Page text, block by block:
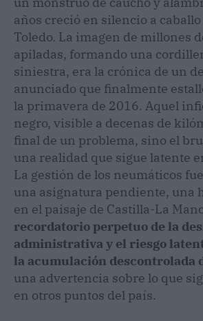
años creció en silencio a
Toledo. La imagen de millones
apiladas, formando una
siniestra, era la crónica de un
anunciado que finalmente
la primavera de 2016. Aquel
negro, visible a decenas de
final de un problema, sino el
una realidad que sigue latente
La gestión de los neumáticos
una asignatura pendiente, una
en el paisaje de Castilla-La
recordatorio perpetuo de la
administrativa y el riesgo
la acumulación descontrolada
una advertencia sobre lo que
en otros puntos del país.